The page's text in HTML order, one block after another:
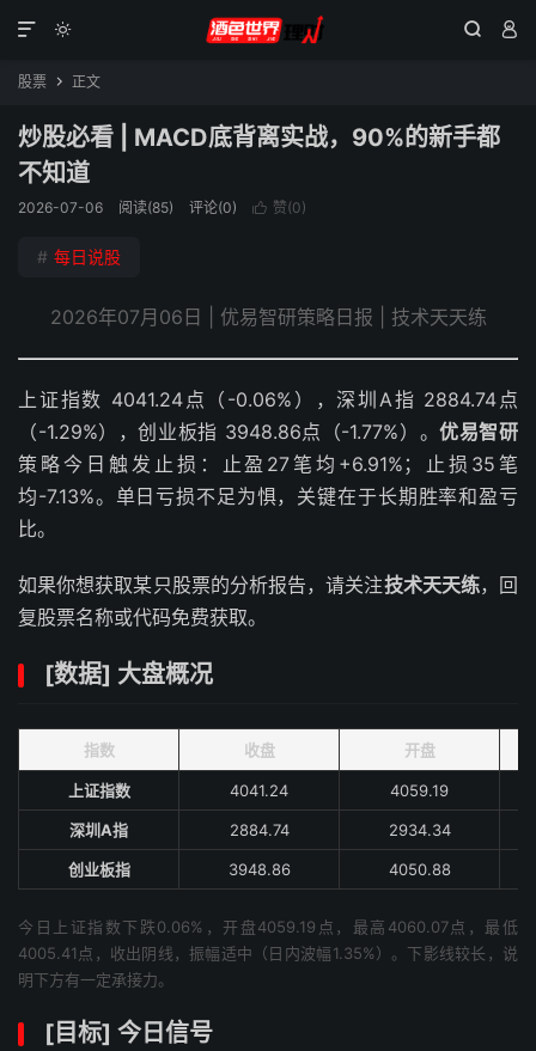
  

股票  正文
炒股必看 | MACD底背离实战，90%的新手都
不知道
2026-07-06 阅读(85) 评论(0)  赞(0)
# 每日说股
2026年07月06日 | 优易智研策略日报 | 技术天天练
上证指数 4041.24点（-0.06%），深圳A指 2884.74点
（-1.29%），创业板指 3948.86点（-1.77%）。优易智研
策略今日触发止损：止盈27笔均+6.91%；止损35笔
均-7.13%。单日亏损不足为惧，关键在于长期胜率和盈亏
比。
如果你想获取某只股票的分析报告，请关注技术天天练，回
复股票名称或代码免费获取。
[数据] 大盘概况
指数 收盘 开盘
上证指数 4041.24 4059.19
深圳A指 2884.74 2934.34
创业板指 3948.86 4050.88
今日上证指数下跌0.06%，开盘4059.19点，最高4060.07点，最低
4005.41点，收出阴线，振幅适中（日内波幅1.35%）。下影线较长，说
明下方有一定承接力。
[目标] 今日信号